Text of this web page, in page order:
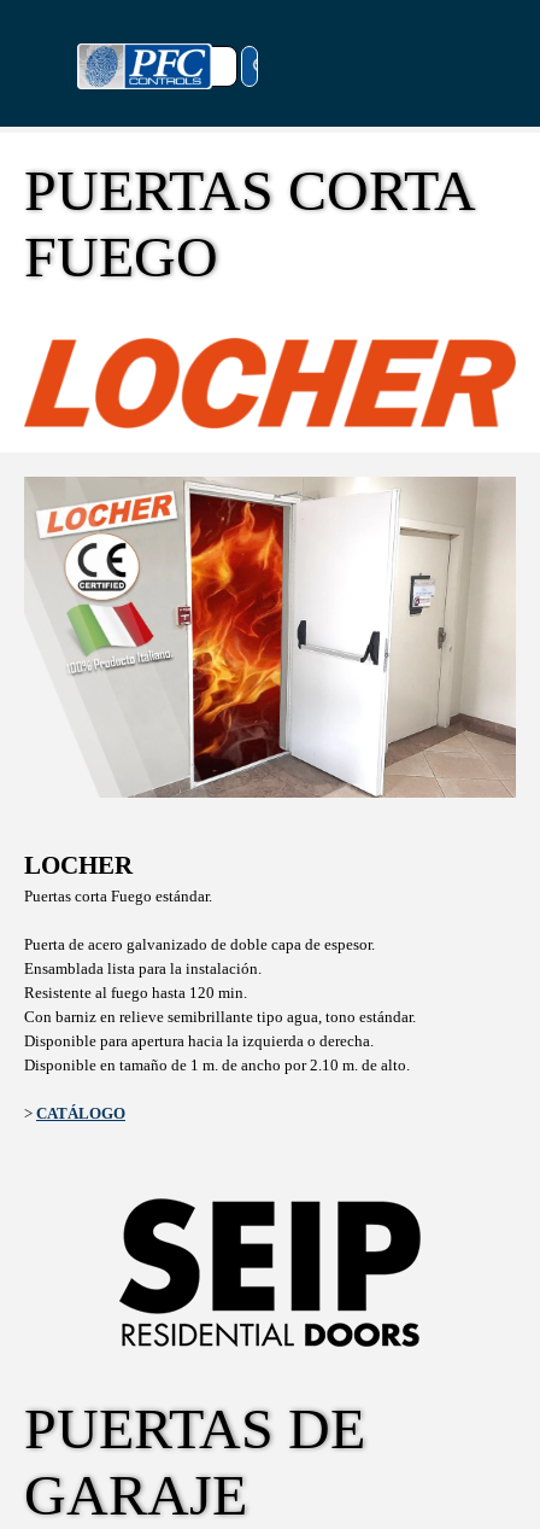
Saltar menú
PUERTAS CORTA
FUEGO
LOCHER
Puertas corta Fuego estándar.
Puerta de acero galvanizado de doble capa de espesor.
Ensamblada lista para la instalación.
Resistente al fuego hasta 120 min.
Con barniz en relieve semibrillante tipo agua, tono estándar.
Disponible para apertura hacia la izquierda o derecha.
Disponible en tamaño de 1 m. de ancho por 2.10 m. de alto.
> CATÁLOGO
PUERTAS DE
GARAJE